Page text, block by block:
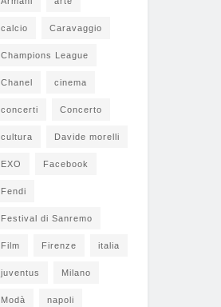
calcio Caravaggio
Champions League
Chanel cinema
concerti Concerto
cultura Davide morelli
EXO Facebook
Fendi
Festival di Sanremo
Film Firenze italia
juventus Milano
Modà napoli